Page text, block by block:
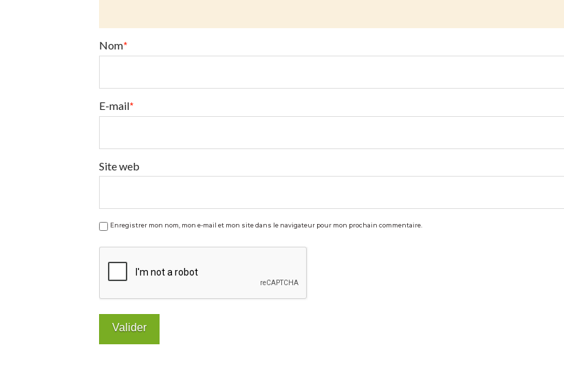
germées
Nom*
E-mail*
Site web
Enregistrer mon nom, mon e-mail et mon site dans le navigateur pour mon prochain commentaire.